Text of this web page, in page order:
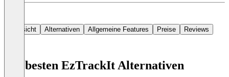
Übersicht Alternativen Allgemeine Features Preise Reviews
Die besten EzTrackIt Alternativen